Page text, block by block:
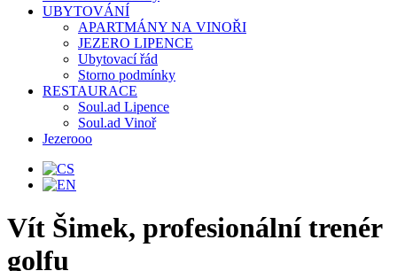
UBYTOVÁNÍ
APARTMÁNY NA VINOŘI
JEZERO LIPENCE
Ubytovací řád
Storno podmínky
RESTAURACE
Soul.ad Lipence
Soul.ad Vinoř
Jezerooo
Vít Šimek, profesionální trenér
golfu